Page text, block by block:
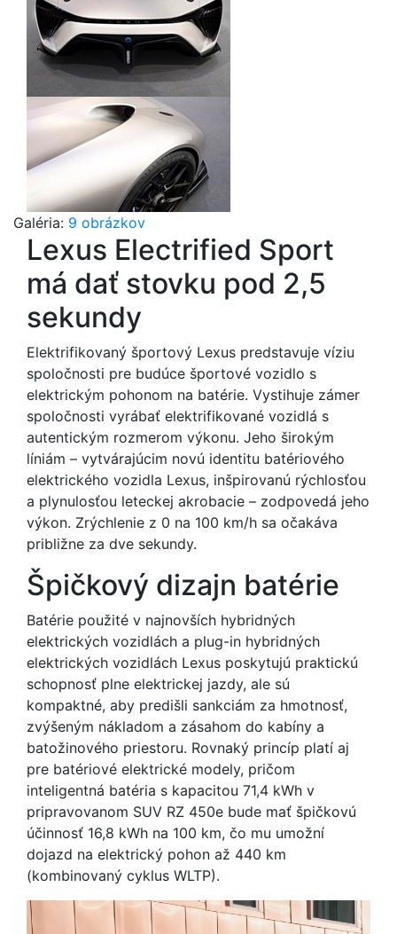
Galéria: 9 obrázkov
Lexus Electrified Sport
má dať stovku pod 2,5
sekundy
Elektrifikovaný športový Lexus predstavuje víziu
spoločnosti pre budúce športové vozidlo s
elektrickým pohonom na batérie. Vystihuje zámer
spoločnosti vyrábať elektrifikované vozidlá s
autentickým rozmerom výkonu. Jeho širokým
líniám – vytvárajúcim novú identitu batériového
elektrického vozidla Lexus, inšpirovanú rýchlosťou
a plynulosťou leteckej akrobacie – zodpovedá jeho
výkon. Zrýchlenie z 0 na 100 km/h sa očakáva
približne za dve sekundy.
Špičkový dizajn batérie
Batérie použité v najnovších hybridných
elektrických vozidlách a plug-in hybridných
elektrických vozidlách Lexus poskytujú praktickú
schopnosť plne elektrickej jazdy, ale sú
kompaktné, aby predišli sankciám za hmotnosť,
zvýšeným nákladom a zásahom do kabíny a
batožinového priestoru. Rovnaký princíp platí aj
pre batériové elektrické modely, pričom
inteligentná batéria s kapacitou 71,4 kWh v
pripravovanom SUV RZ 450e bude mať špičkovú
účinnosť 16,8 kWh na 100 km, čo mu umožní
dojazd na elektrický pohon až 440 km
(kombinovaný cyklus WLTP).